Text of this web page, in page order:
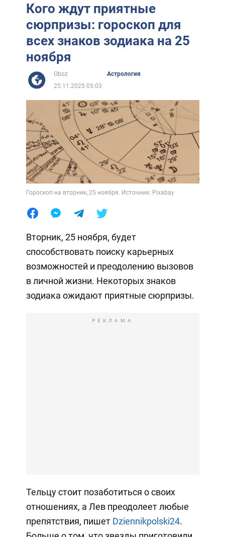
Кого ждут приятные
сюрпризы: гороскоп для
всех знаков зодиака на 25
ноября
Oboz
Астрология
25.11.2025 05:03
Гороскоп на вторник, 25 ноября. Источник: Pixabay
Вторник, 25 ноября, будет
способствовать поиску карьерных
возможностей и преодолению вызовов
в личной жизни. Некоторых знаков
зодиака ожидают приятные сюрпризы.
РЕКЛАМА
Тельцу стоит позаботиться о своих
отношениях, а Лев преодолеет любые
препятствия, пишет Dziennikpolski24.